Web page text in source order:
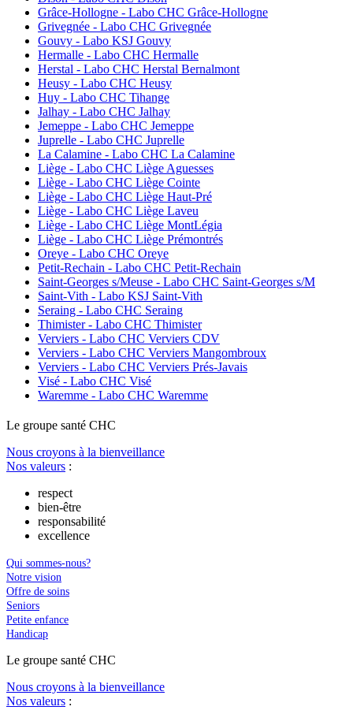
Grâce-Hollogne - Labo CHC Grâce-Hollogne
Grivegnée - Labo CHC Grivegnée
Gouvy - Labo KSJ Gouvy
Hermalle - Labo CHC Hermalle
Herstal - Labo CHC Herstal Bernalmont
Heusy - Labo CHC Heusy
Huy - Labo CHC Tihange
Jalhay - Labo CHC Jalhay
Jemeppe - Labo CHC Jemeppe
Juprelle - Labo CHC Juprelle
La Calamine - Labo CHC La Calamine
Liège - Labo CHC Liège Aguesses
Liège - Labo CHC Liège Cointe
Liège - Labo CHC Liège Haut-Pré
Liège - Labo CHC Liège Laveu
Liège - Labo CHC Liège MontLégia
Liège - Labo CHC Liège Prémontrés
Oreye - Labo CHC Oreye
Petit-Rechain - Labo CHC Petit-Rechain
Saint-Georges s/Meuse - Labo CHC Saint-Georges s/M
Saint-Vith - Labo KSJ Saint-Vith
Seraing - Labo CHC Seraing
Thimister - Labo CHC Thimister
Verviers - Labo CHC Verviers CDV
Verviers - Labo CHC Verviers Mangombroux
Verviers - Labo CHC Verviers Prés-Javais
Visé - Labo CHC Visé
Waremme - Labo CHC Waremme
Le groupe santé CHC
Nous croyons à la bienveillance
Nos valeurs :
respect
bien-être
responsabilité
excellence
Qui sommes-nous?
Notre vision
Offre de soins
Seniors
Petite enfance
Handicap
Le groupe santé CHC
Nous croyons à la bienveillance
Nos valeurs :